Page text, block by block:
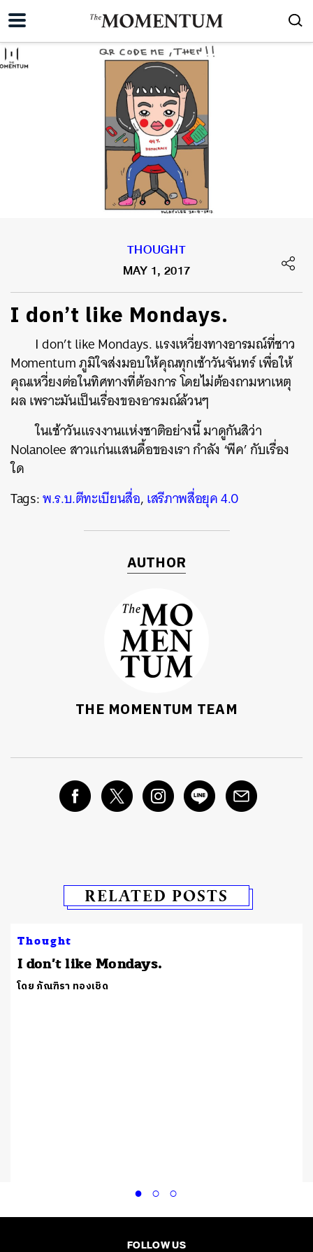
THOUGHT
MAY 1, 2017
I don’t like Mondays.
I don’t like Mondays. แรงเหวี่ยงทางอารมณ์ที่ชาว
Momentum ภูมิใจส่งมอบให้คุณทุกเช้าวันจันทร์ เพื่อให้
คุณเหวี่ยงต่อในทิศทางที่ต้องการ โดยไม่ต้องถามหาเหตุ
ผล เพราะมันเป็นเรื่องของอารมณ์ล้วนๆ
ในเช้าวันแรงงานแห่งชาติอย่างนี้ มาดูกันสิว่า
Nolanolee สาวแก่นแสนดื้อของเรา กำลัง ‘พีค’ กับเรื่อง
ใด
Tags:พ.ร.บ.ตีทะเบียนสื่อ,เสรีภาพสื่อยุค 4.0
AUTHOR
THE MOMENTUM TEAM
RELATED POSTS
Thought
I don’t like Mondays.
โดย ภัณฑิรา ทองเชิด
FOLLOW US
TWEET LINE